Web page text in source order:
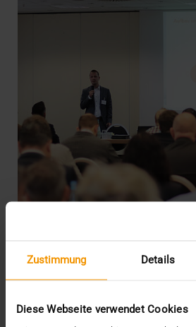
Zustimmung Details
Diese Webseite verwendet Cookies
EVENTS·NEWS
Voller Saal, volles
10.09.2018